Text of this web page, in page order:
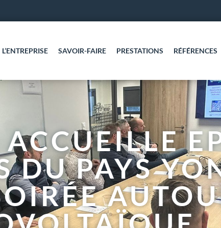
L’ENTREPRISE SAVOIR-FAIRE PRESTATIONS RÉFÉRENCES
ACCUEILLE
DU PAYS